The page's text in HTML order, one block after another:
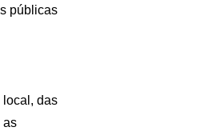
públicas
local, das
as